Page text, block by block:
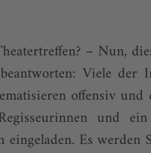
– Nun,
Viele der
offensiv
und
Es werden